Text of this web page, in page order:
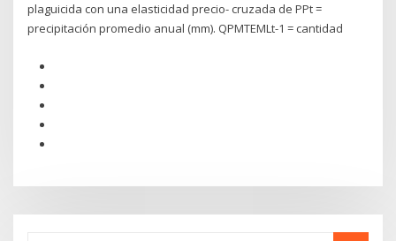
plaguicida con una elasticidad precio- cruzada de PPt =
precipitación promedio anual (mm). QPMTEMLt-1 = cantidad